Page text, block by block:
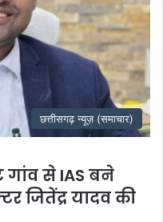
छत्तीसगढ़ न्यूज़ (समाचार)
गांव से IAS बने
जितेंद्र यादव की